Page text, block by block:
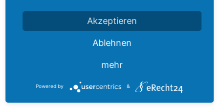
beidseitig mit Nippel zum Anschluss an Rohr gleich
andere Länder entnehmen Sie bitte der Schaltfläche mit den
Akzeptieren
Ablehnen
mehr
Powered by &